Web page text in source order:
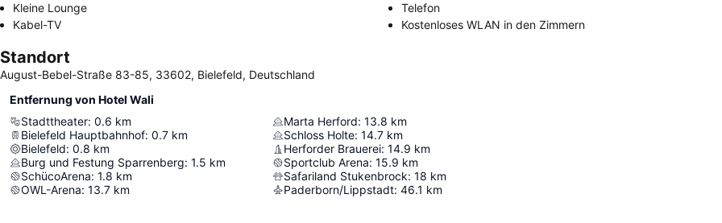
Kleine Lounge
Telefon
Kabel-TV
Kostenloses WLAN in den Zimmern
Standort
August-Bebel-Straße 83-85, 33602, Bielefeld, Deutschland
Entfernung von Hotel Wali
Stadttheater: 0.6 km
Bielefeld Hauptbahnhof: 0.7 km
Bielefeld: 0.8 km
Burg und Festung Sparrenberg: 1.5 km
SchücoArena: 1.8 km
OWL-Arena: 13.7 km
Marta Herford: 13.8 km
Schloss Holte: 14.7 km
Herforder Brauerei: 14.9 km
Sportclub Arena: 15.9 km
Safariland Stukenbrock: 18 km
Paderborn/Lippstadt: 46.1 km